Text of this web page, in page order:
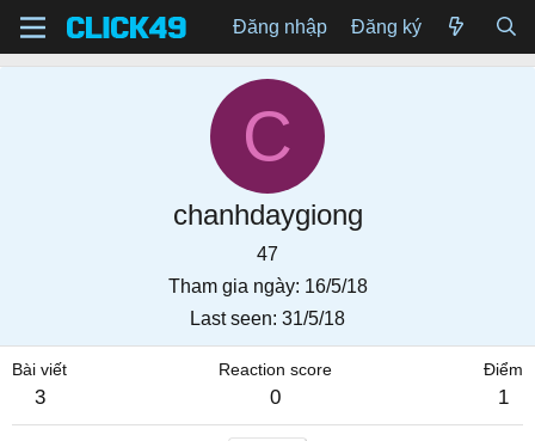
Đăng nhập Đăng ký
C
chanhdaygiong
47
Tham gia ngày 16/5/18
Last seen 31/5/18
Bài viết
3
Reaction score
0
Điểm
1